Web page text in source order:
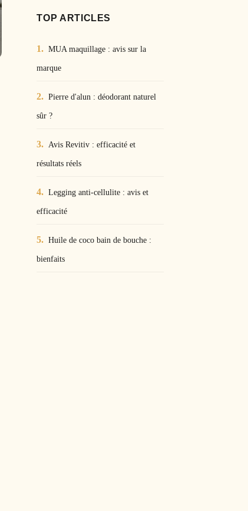
TOP ARTICLES
MUA maquillage : avis sur la
marque
Pierre d'alun : déodorant naturel
sûr ?
Avis Revitiv : efficacité et
résultats réels
Legging anti-cellulite : avis et
efficacité
Huile de coco bain de bouche :
bienfaits